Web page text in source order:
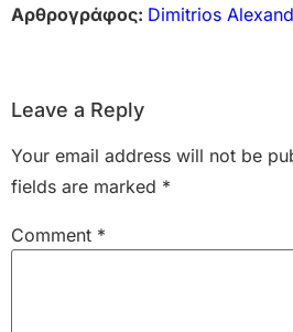
Αρθρογράφος: Dimitrios
Leave a Reply
Your email address will not be
fields are marked *
Comment *